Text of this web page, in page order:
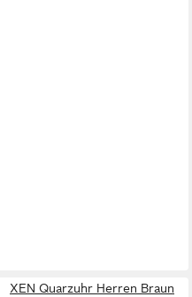
XEN Quarzuhr Herren Braun